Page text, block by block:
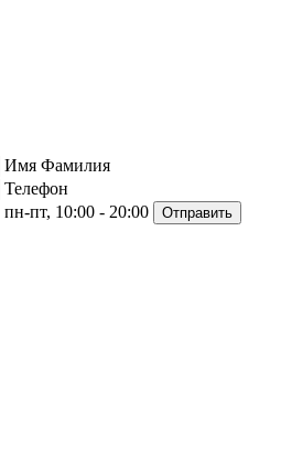
Имя Фамилия
Телефон
пн-пт, 10:00 - 20:00 Отправить